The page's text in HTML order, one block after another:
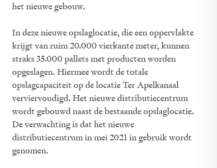
het nieuwe gebouw.
In deze nieuwe opslaglocatie, die een oppervlakte
krijgt van ruim 20.000 vierkante meter, kunnen
straks 35.000 pallets met producten worden
opgeslagen. Hiermee wordt de totale
opslagcapaciteit op de locatie Ter Apelkanaal
verviervoudigd. Het nieuwe distributiecentrum
wordt gebouwd naast de bestaande opslaglocatie.
De verwachting is dat het nieuwe
distributiecentrum in mei 2021 in gebruik wordt
genomen.